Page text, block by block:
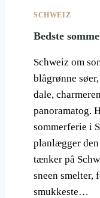
D
G
D
E
R
E
S
R
Y
M
SCHWEIZ
Bedste
Schweiz om
blågrønne
dale,
panoramatog.
sommerferie i
planlægger
tænker på
sneen smelter,
smukkeste…